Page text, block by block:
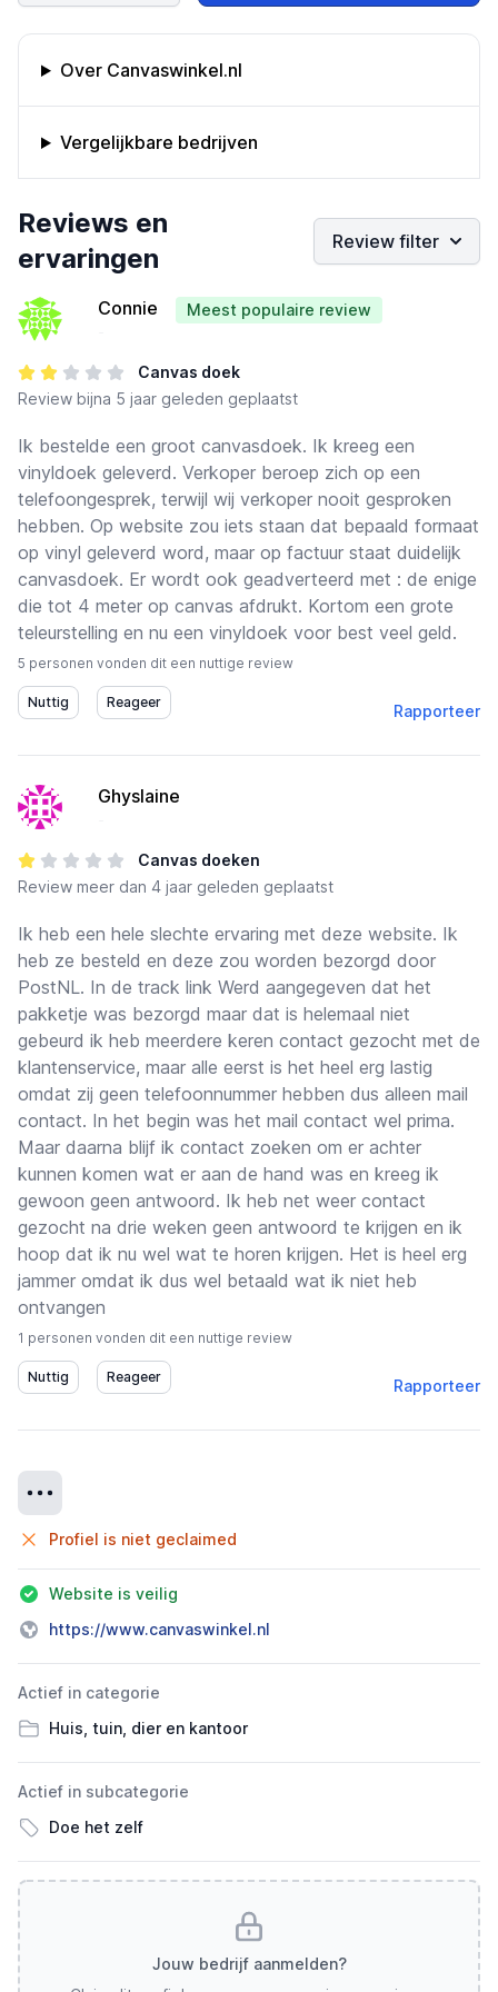
Omschrijving bedrijf
Over Canvaswinkel.nl
Vergelijkbare bedrijven
Bedrijfs reviews
Reviews en
ervaringen
Review filter
Connie Meest populaire review
Canvas doek
Review bijna 5 jaar geleden geplaatst
Ik bestelde een groot canvasdoek. Ik kreeg een
vinyldoek geleverd. Verkoper beroep zich op een
telefoongesprek, terwijl wij verkoper nooit gesproken
hebben. Op website zou iets staan dat bepaald formaat
op vinyl geleverd word, maar op factuur staat duidelijk
canvasdoek. Er wordt ook geadverteerd met : de enige
die tot 4 meter op canvas afdrukt. Kortom een grote
teleurstelling en nu een vinyldoek voor best veel geld.
5 personen vonden dit een nuttige review
Rapporteer
Ghyslaine
Canvas doeken
Review meer dan 4 jaar geleden geplaatst
Ik heb een hele slechte ervaring met deze website. Ik
heb ze besteld en deze zou worden bezorgd door
PostNL. In de track link Werd aangegeven dat het
pakketje was bezorgd maar dat is helemaal niet
gebeurd ik heb meerdere keren contact gezocht met de
klantenservice, maar alle eerst is het heel erg lastig
omdat zij geen telefoonnummer hebben dus alleen mail
contact. In het begin was het mail contact wel prima.
Maar daarna blijf ik contact zoeken om er achter
kunnen komen wat er aan de hand was en kreeg ik
gewoon geen antwoord. Ik heb net weer contact
gezocht na drie weken geen antwoord te krijgen en ik
hoop dat ik nu wel wat te horen krijgen. Het is heel erg
jammer omdat ik dus wel betaald wat ik niet heb
ontvangen
1 personen vonden dit een nuttige review
Rapporteer
Profiel is niet geclaimed
Website is veilig
https://www.canvaswinkel.nl
Actief in categorie
Huis, tuin, dier en kantoor
Actief in subcategorie
Doe het zelf
Jouw bedrijf aanmelden?